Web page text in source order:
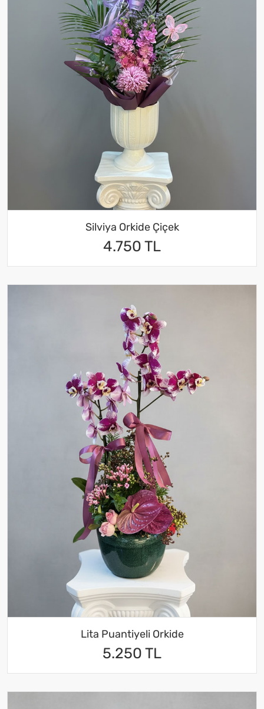
Silviya Orkide Çiçek
4.750 TL
Lita Puantiyeli Orkide
5.250 TL